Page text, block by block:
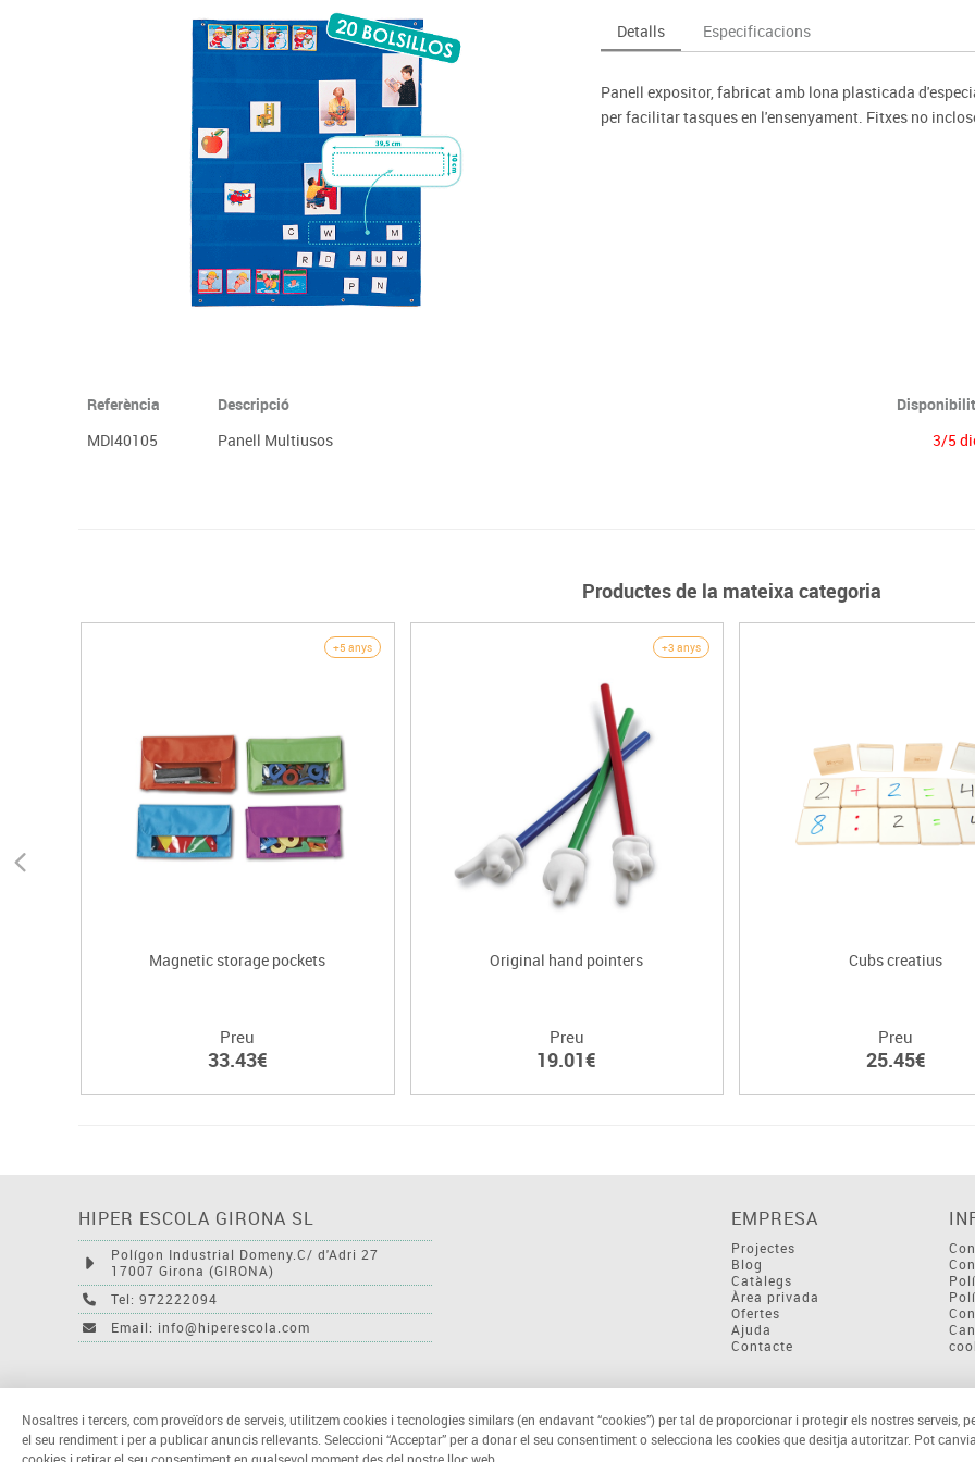
Complements d'oficina
Plastificació, enquadernació i destrucció
Dibuix tècnic i artístic
Material escolar
Construccions
Espais exteriors
Psicomotricitat
Jocs simbòlics
Matemàtiques
Mobiliari tecnològic
Monitors interactius
Videoprojecció
Taules escolars, abatibles i polivalents
Penjadors, prestatges i taquilles
Entrenament
Foam
Detalls Especificacions
Panell expositor, fabricat amb lona plasticada
per facilitar tasques en l'ensenyament. Fitxes no
Referència Descripció
MDI40105
Panell Multiusos 3/5
Productes de la mateixa categoria
+5 anys
Magnetic storage pockets
Preu
33.43€
+3 anys
Original hand pointers
Preu
19.01€
Cubs creatius
Preu
25.45€
HIPER ESCOLA GIRONA SL
Polígon Industrial Domeny.C/ d'Adri 27
17007 Girona (GIRONA)
Tel: 972222094
Email: info@hiperescola.com
EMPRESA
Projectes
Blog
Catàlegs
Àrea privada
Ofertes
Ajuda
Contacte
Nosaltres i tercers, com proveïdors de serveis, utilitzem cookies i tecnologies similars (en endavant “cookies”) per tal de proporcionar i protegir els nostres serveis,
el seu rendiment i per a publicar anuncis rellevants. Seleccioni “Acceptar” per a donar el seu consentiment o selecciona les cookies que desitja autoritzar. Pot